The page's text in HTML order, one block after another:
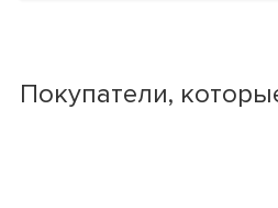
Покупатели,